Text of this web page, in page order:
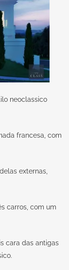
neoclassico
francesa, com
externas,
carros, com um
cara das antigas